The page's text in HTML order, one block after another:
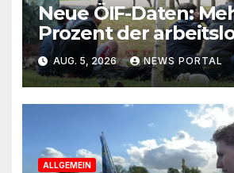
Neue ÖIF-Daten:
Prozent der
Ausländer leben in
AUG. 5, 2026 NEWS PORTAL
ALLGEMEIN